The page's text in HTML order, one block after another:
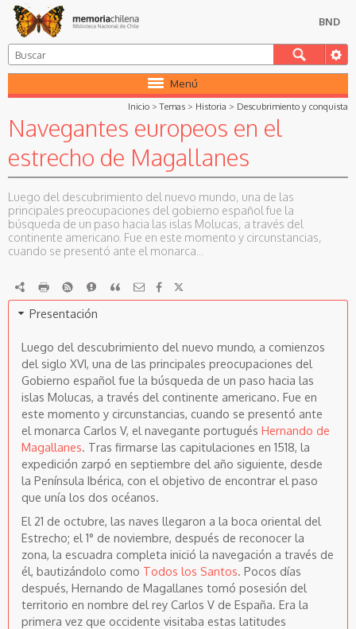
BND
Menú
Inicio >Temas > Historia > Descubrimiento y conquista
Navegantes europeos en el
estrecho de Magallanes
Luego del descubrimiento del nuevo mundo, una de las
principales preocupaciones del gobierno español fue la
búsqueda de un paso hacia las islas Molucas, a través del
continente americano. Fue en este momento y circunstancias,
cuando se presentó ante el monarca...
RDF imprimirRSS ReportarCitar
Presentación
Luego del descubrimiento del nuevo mundo, a comienzos
del siglo XVI, una de las principales preocupaciones del
Gobierno español fue la búsqueda de un paso hacia las
islas Molucas, a través del continente americano. Fue en
este momento y circunstancias, cuando se presentó ante
el monarca Carlos V, el navegante portugués Hernando de
Magallanes. Tras firmarse las capitulaciones en 1518, la
expedición zarpó en septiembre del año siguiente, desde
la Península Ibérica, con el objetivo de encontrar el paso
que unía los dos océanos.
El 21 de octubre, las naves llegaron a la boca oriental del
Estrecho; el 1° de noviembre, después de reconocer la
zona, la escuadra completa inició la navegación a través de
él, bautizándolo como Todos los Santos. Pocos días
después, Hernando de Magallanes tomó posesión del
territorio en nombre del rey Carlos V de España. Era la
primera vez que occidente visitaba estas latitudes